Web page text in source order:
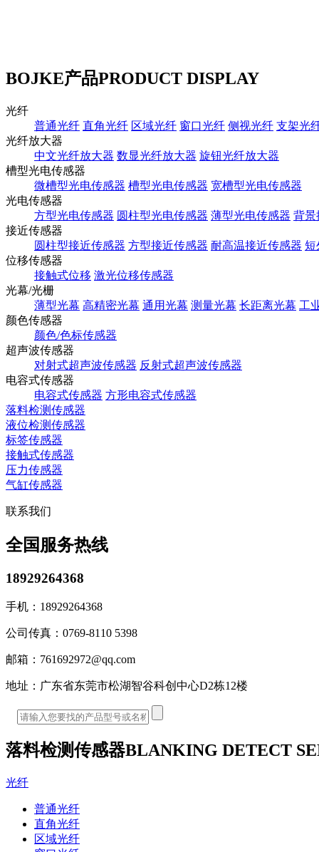
BOJKE产品PRODUCT DISPLAY
光纤
普通光纤 直角光纤 区域光纤 窗口光纤 侧视光纤 支架光
光纤放大器
中文光纤放大器 数显光纤放大器 旋钮光纤放大器
槽型光电传感器
微槽型光电传感器 槽型光电传感器 宽槽型光电传感器
光电传感器
方型光电传感器 圆柱型光电传感器 薄型光电传感器 背景
接近传感器
圆柱型接近传感器 方型接近传感器 耐高温接近传感器 短
位移传感器
接触式位移 激光位移传感器
光幕/光栅
薄型光幕 高精密光幕 通用光幕 测量光幕 长距离光幕 工
颜色传感器
颜色/色标传感器
超声波传感器
对射式超声波传感器 反射式超声波传感器
电容式传感器
电容式传感器 方形电容式传感器
落料检测传感器
液位检测传感器
标签传感器
接触式传感器
压力传感器
气缸传感器
联系我们
全国服务热线
18929264368
手机： 18929264368
公司传真： 0769-8110 5398
邮箱： 761692972@qq.com
地址： 广东省东莞市松湖智谷科创中心D2栋12楼
落料检测传感器BLANKING DETECT
光纤
普通光纤
直角光纤
区域光纤